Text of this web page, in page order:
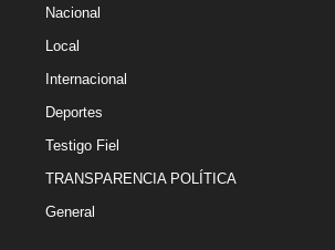
Nacional
Local
Internacional
Deportes
Testigo Fiel
TRANSPARENCIA POLÍTICA
General